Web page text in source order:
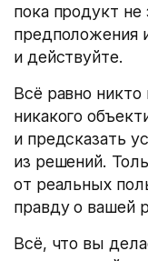
пока продукт
предположения
и действуйте.
Всё равно никто
никакого
и предсказать
из решений.
от реальных
правду о вашей
Всё, что вы